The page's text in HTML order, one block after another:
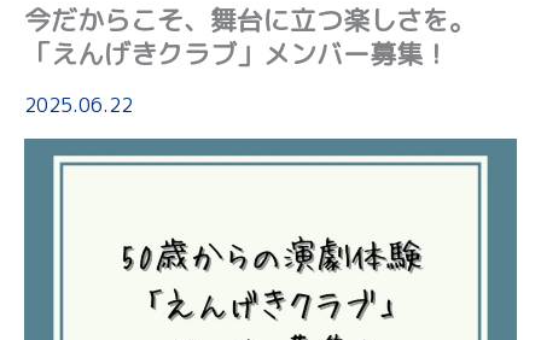
今だからこそ、舞台に立つ楽しさを。
「えんげきクラブ」メンバー募集！
2025.06.22